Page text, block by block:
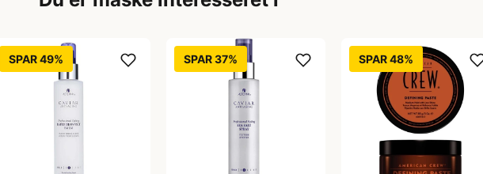
SPAR 49% SPAR 37% SPAR 48%